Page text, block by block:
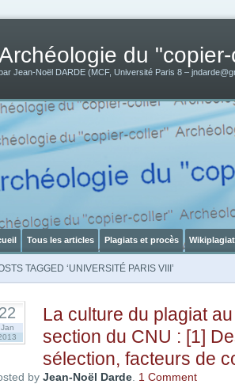
du
Jean-Noël DARDE (MCF, Université Paris 8 –
Tous les articles Plagiats et procès Wikiplagiat
TAGGED ‘UNIVERSITÉ PARIS VIII’
22
Jan
La culture du plagiat
section du CNU : [1]
sélection, facteurs de
by Jean-Noël Darde 1 Comment